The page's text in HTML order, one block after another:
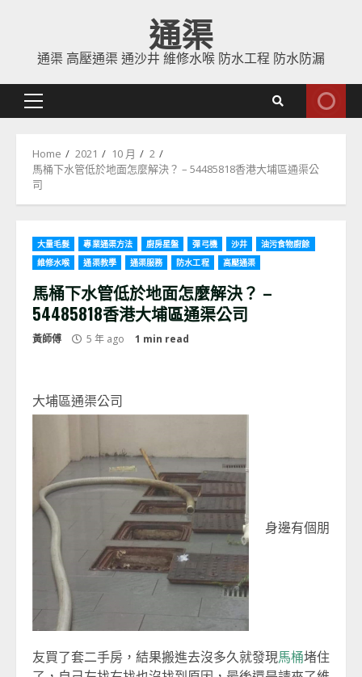
content
通渠
通渠 高壓通渠 通沙井 維修水喉 防水工程 防水防漏
Primary
Home 2021 10 月
2
馬桶下水管低於地面怎麼解決？ – 54485818香港大埔區通渠公
司
大量毛髮 專業通渠方法 廚房星盤 彈弓機 沙井
油污食物廚餘
維修水喉
通渠教學 通渠服務 防水工程 高壓通渠
馬桶下水管低於地面怎麼解決？ –
54485818香港大埔區通渠公司
黃師傅 5 年 ago 1 min read
大埔區通渠公司
身邊有個朋
友買了套二手房，結果搬進去沒多久就發現馬桶堵住